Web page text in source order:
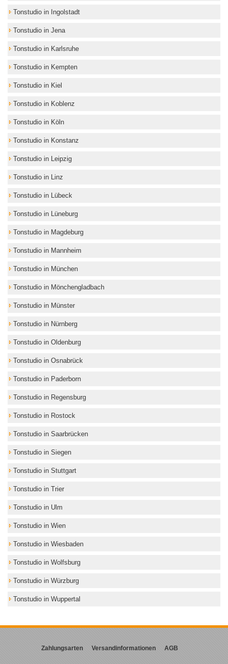
Tonstudio in Ingolstadt
Tonstudio in Jena
Tonstudio in Karlsruhe
Tonstudio in Kempten
Tonstudio in Kiel
Tonstudio in Koblenz
Tonstudio in Köln
Tonstudio in Konstanz
Tonstudio in Leipzig
Tonstudio in Linz
Tonstudio in Lübeck
Tonstudio in Lüneburg
Tonstudio in Magdeburg
Tonstudio in Mannheim
Tonstudio in München
Tonstudio in Mönchengladbach
Tonstudio in Münster
Tonstudio in Nürnberg
Tonstudio in Oldenburg
Tonstudio in Osnabrück
Tonstudio in Paderborn
Tonstudio in Regensburg
Tonstudio in Rostock
Tonstudio in Saarbrücken
Tonstudio in Siegen
Tonstudio in Stuttgart
Tonstudio in Trier
Tonstudio in Ulm
Tonstudio in Wien
Tonstudio in Wiesbaden
Tonstudio in Wolfsburg
Tonstudio in Würzburg
Tonstudio in Wuppertal
Zahlungsarten Versandinformationen AGB